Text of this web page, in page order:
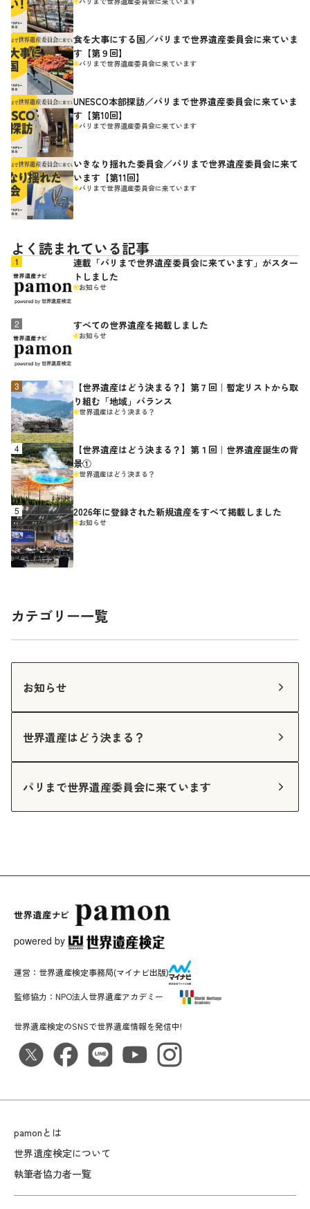
食を大事にする国／パリまで世界遺産委員会に来ていま
す【第９回】
パリまで世界遺産委員会に来ています
UNESCO本部探訪／パリまで世界遺産委員会に来ていま
す【第10回】
パリまで世界遺産委員会に来ています
いきなり揺れた委員会／パリまで世界遺産委員会に来て
います【第11回】
パリまで世界遺産委員会に来ています
よく読まれている記事
連載「パリまで世界遺産委員会に来ています」がスター
トしました
お知らせ
すべての世界遺産を掲載しました
お知らせ
【世界遺産はどう決まる？】第７回｜暫定リストから取
り組む「地域」バランス
世界遺産はどう決まる？
【世界遺産はどう決まる？】第１回｜世界遺産誕生の背
景①
世界遺産はどう決まる？
2026年に登録された新規遺産をすべて掲載しました
お知らせ
カテゴリー一覧
お知らせ
世界遺産はどう決まる？
パリまで世界遺産委員会に来ています
powered by
pamonとは
世界遺産検定について
執筆者協力者一覧
世界遺産検定のSNSで世界遺産情報を発信中!
運営： 世界遺産検定事務局(マイナビ出版)
監修協力： NPO法人世界遺産アカデミー